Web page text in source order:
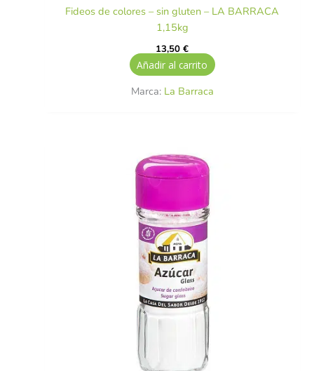
Fideos de colores – sin gluten – LA BARRACA
1,15kg
13,50€
Añadir al carrito
Marca: La Barraca